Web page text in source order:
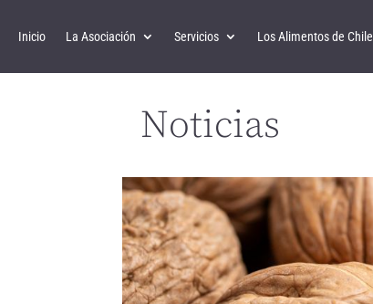
Inicio La Asociación Servicios Los Alimentos de Chile
Noticias